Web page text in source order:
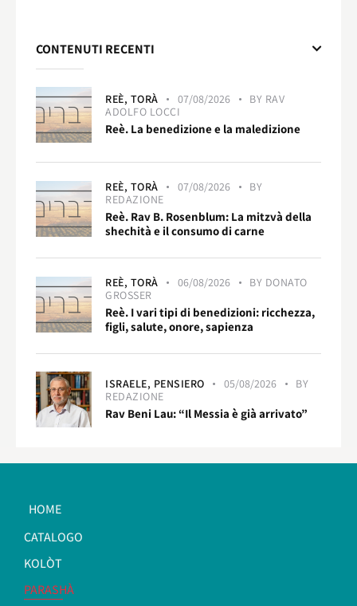
CONTENUTI RECENTI
REÈ, TORÀ 07/08/2026 BY RAV
ADOLFO LOCCI
Reè. La benedizione e la maledizione
REÈ, TORÀ 07/08/2026
BY
REDAZIONE
Reè. Rav B. Rosenblum: La mitzvà della
shechità e il consumo di carne
REÈ, TORÀ 06/08/2026 BY DONATO
GROSSER
Reè. I vari tipi di benedizioni: ricchezza,
figli, salute, onore, sapienza
ISRAELE, PENSIERO 05/08/2026
BY
REDAZIONE
Rav Beni Lau: “Il Messia è già arrivato”
HOME
CATALOGO
KOLÒT
PARASHÀ